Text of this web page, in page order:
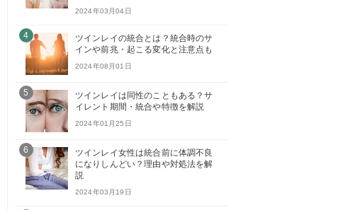
2024年03月04日
4
ツインレイの統合とは？統合時のサ
インや前兆・起こる変化と注意点も
2024年08月01日
5
ツインレイは同性のこともある？サ
イレント期間・統合や特徴を解説
2024年01月25日
6
ツインレイ女性は統合前に体調不良
になりしんどい？理由や対処法を解
説
2024年03月19日